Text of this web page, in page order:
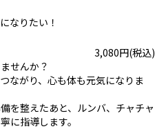
なりたい！
3,080円(税込)
せんか？
ながり、心も体も元気になりま
を整えたあと、ルンバ、チャチャ
に指導します。